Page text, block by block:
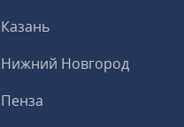
Казань
Нижний Новгород
Пенза